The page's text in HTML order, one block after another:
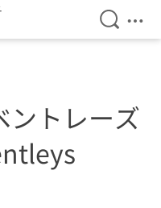
検索を
メ
ントレーズ